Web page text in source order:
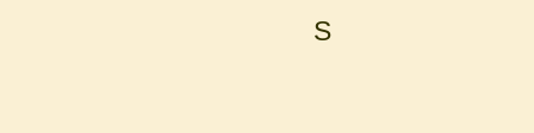
S